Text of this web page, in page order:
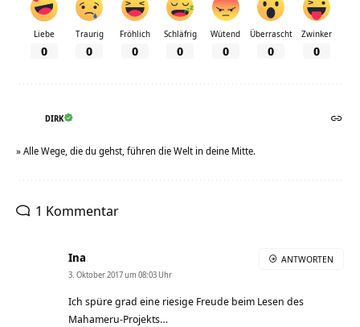
Liebe
0
Traurig
0
Fröhlich
0
Schläfrig
0
Wütend
0
Überrascht
0
Zwinker
0
DIRK
» Alle Wege, die du gehst, führen die Welt in deine Mitte.
1 Kommentar
Ina
3. Oktober 2017 um 08:03 Uhr
Ich spüre grad eine riesige Freude beim Lesen des
Mahameru-Projekts…
ANTWORTEN